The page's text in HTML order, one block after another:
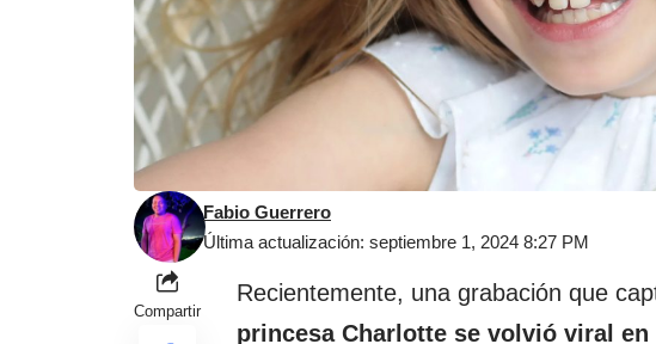
Última actualización: septiembre 1, 2024 8:27 PM
Fabio Guerrero
Compartir
Recientemente, una grabación que
princesa Charlotte se volvió viral